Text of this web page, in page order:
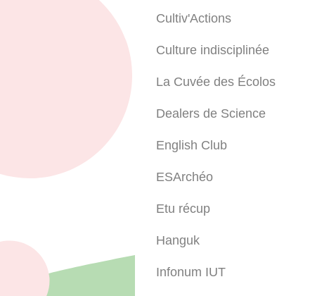
Cultiv'Actions
Culture indisciplinée
La Cuvée des Écolos
Dealers de Science
English Club
ESArchéo
Etu récup
Hanguk
Infonum IUT